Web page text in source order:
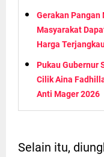
Gerakan Pangan
Masyarakat
Harga
Pukau Gubernur
Cilik Aina
Anti Mager 2026
Selain itu,